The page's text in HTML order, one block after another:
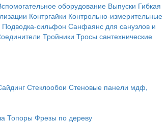
оборудование Выпуски Гибкая
Контргайки Контрольно-измерительные
Подводка-сильфон Санфаянс для санузлов и
Тройники Тросы сантехнические
Стеклообои Стеновые панели мдф,
Топоры Фрезы по дереву